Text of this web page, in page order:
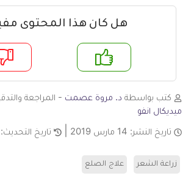
هل كان هذا المحتوى
لا
كتب بواسطة د. مروة عصمت - المراجعة
ميديكال انفو
تاريخ النشر: 14 مارس 2019 تاريخ التحديث:
زراعة الشعر علاج الصلع